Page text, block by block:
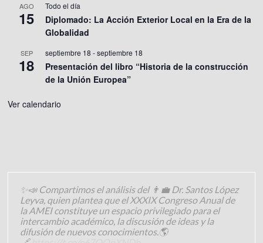
AGO
15
Todo el día
Diplomado: La Acción Exterior Local en la Era de la
Globalidad
SEP
18
septiembre 18 -septiembre 18
Presentación del libro “Historia de la construcción
de la Unión Europea”
Ver calendario
✨📣 Compartimos el análisis del 👨‍💼 Dr. Santos López
Leyva, quien plantea que el XXXIX Congreso Anual de
la AMEI constituye un espacio privilegiado para el
intercambio académico, la discusión de ideas y la
difusión de nuevos conocimientos.🌎